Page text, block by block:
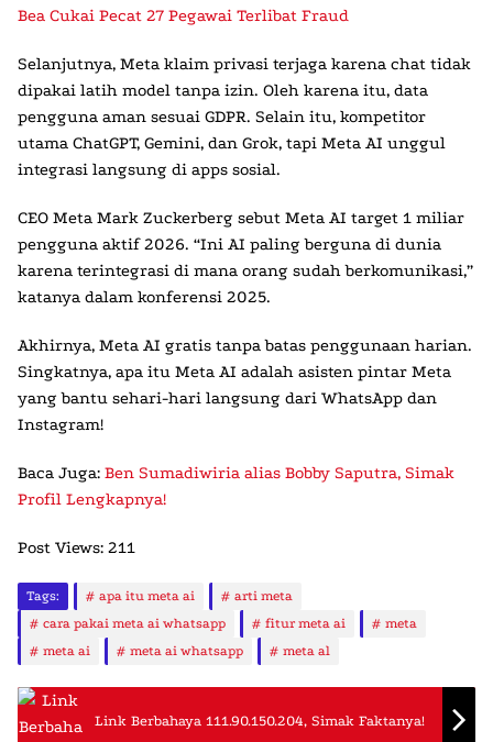
Bea Cukai Pecat 27 Pegawai Terlibat Fraud
Selanjutnya, Meta klaim privasi terjaga karena chat tidak
dipakai latih model tanpa izin. Oleh karena itu, data
pengguna aman sesuai GDPR. Selain itu, kompetitor
utama ChatGPT, Gemini, dan Grok, tapi Meta AI unggul
integrasi langsung di apps sosial.
CEO Meta Mark Zuckerberg sebut Meta AI target 1 miliar
pengguna aktif 2026. “Ini AI paling berguna di dunia
karena terintegrasi di mana orang sudah berkomunikasi,”
katanya dalam konferensi 2025.
Akhirnya, Meta AI gratis tanpa batas penggunaan harian.
Singkatnya, apa itu Meta AI adalah asisten pintar Meta
yang bantu sehari-hari langsung dari WhatsApp dan
Instagram!
Baca Juga: Ben Sumadiwiria alias Bobby Saputra, Simak
Profil Lengkapnya!
Post Views: 211
Tags: apa itu meta ai
arti meta
cara pakai meta ai whatsapp
fitur meta ai
meta
meta ai
meta ai whatsapp meta al
Link Berbahaya 111.90.150.204, Simak Faktanya!